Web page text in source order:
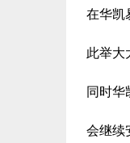
在华凯
此举大
同时华
会继续